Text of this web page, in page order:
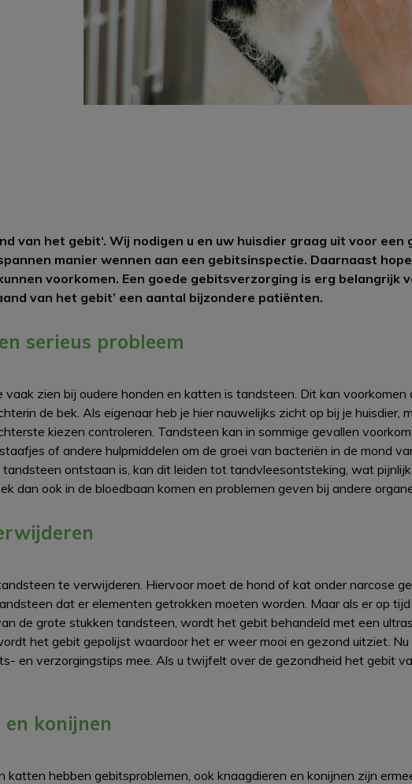
van het gebit‘. Wij nodigen u en uw huisdier graag uit voor
manier wennen aan een gebitsinspectie. Daarnaast
voorkomen. Een goede gebitsverzorging is erg belangrijk
van het gebit’ een aantal bijzondere patiënten.
serieus probleem
vaak zien bij oudere honden en katten is tandsteen. Dit kan
de bek. Als eigenaar heb je hier nauwelijks zicht op bij je huisdier,
kiezen controleren. Tandsteen kan in sommige gevallen
of andere hulpmiddelen om de groei van bacteriën in de mond
tandsteen ontstaan is, kan dit leiden tot tandvleesontsteking, wat
dan ook in de bloedbaan komen en problemen geven bij andere
te verwijderen. Hiervoor moet de hond of kat onder narcose
dat er elementen getrokken moeten worden. Maar als er op
de grote stukken tandsteen, wordt het gebit behandeld met een
het gebit gepolijst waardoor het er weer mooi en gezond uitziet.
en verzorgingstips mee. Als u twijfelt over de gezondheid het gebit
konijnen
katten hebben gebitsproblemen, ook knaagdieren en konijnen zijn